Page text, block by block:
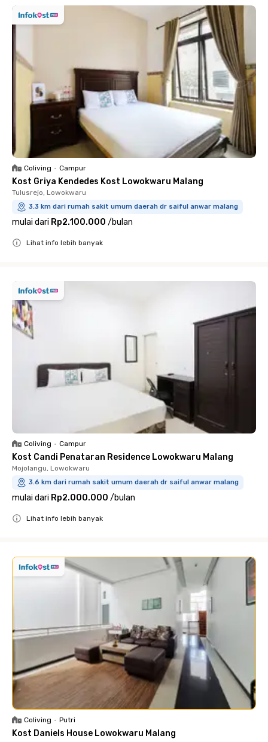
Coliving • Campur
Kost Griya Kendedes Kost Lowokwaru Malang
Tulusrejo, Lowokwaru
3.3 km dari rumah sakit umum daerah dr saiful anwar malang
mulai dari Rp2.100.000 /bulan
Lihat info lebih banyak
Coliving • Campur
Kost Candi Penataran Residence Lowokwaru Malang
Mojolangu, Lowokwaru
3.6 km dari rumah sakit umum daerah dr saiful anwar malang
mulai dari Rp2.000.000 /bulan
Lihat info lebih banyak
Coliving • Putri
Kost Daniels House Lowokwaru Malang